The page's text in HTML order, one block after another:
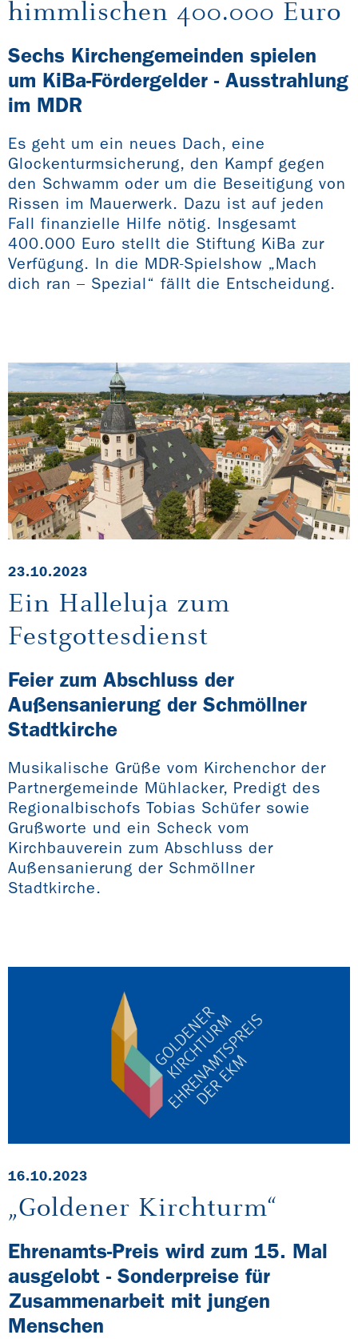
himmlischen 400.000 Euro
Sechs Kirchengemeinden spielen
um KiBa-Fördergelder - Ausstrahlung
im MDR
Es geht um ein neues Dach, eine
Glockenturmsicherung, den Kampf gegen
den Schwamm oder um die Beseitigung von
Rissen im Mauerwerk. Dazu ist auf jeden
Fall finanzielle Hilfe nötig. Insgesamt
400.000 Euro stellt die Stiftung KiBa zur
Verfügung. In die MDR-Spielshow „Mach
dich ran – Spezial“ fällt die Entscheidung.
23.10.2023
Ein Halleluja zum
Festgottesdienst
Feier zum Abschluss der
Außensanierung der Schmöllner
Stadtkirche
Musikalische Grüße vom Kirchenchor der
Partnergemeinde Mühlacker, Predigt des
Regionalbischofs Tobias Schüfer sowie
Grußworte und ein Scheck vom
Kirchbauverein zum Abschluss der
Außensanierung der Schmöllner
Stadtkirche.
16.10.2023
„Goldener Kirchturm“
Ehrenamts-Preis wird zum 15. Mal
ausgelobt - Sonderpreise für
Zusammenarbeit mit jungen
Menschen